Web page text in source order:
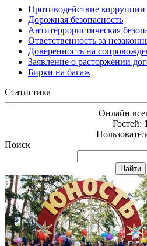
Противодействие коррупции
Дорожная безопасность
Антитеррористическая
Ответственность за
Доверенность на
Заявление о расторжении
Бирки на багаж
Статистика
Онлайн
Гостей: 1
Поиск